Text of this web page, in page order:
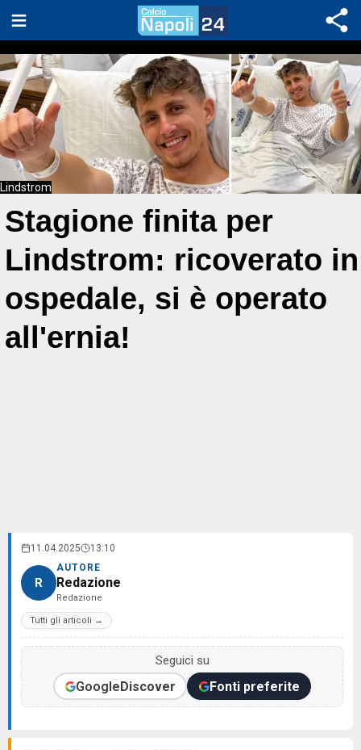
Lindstrom
Stagione finita per
Lindstrom: ricoverato in
ospedale, si è operato
all'ernia!
11.04.2025 13:10
R
AUTORE
Redazione
Redazione
Tutti gli articoli →
Seguici su
GoogleDiscover Fonti preferite